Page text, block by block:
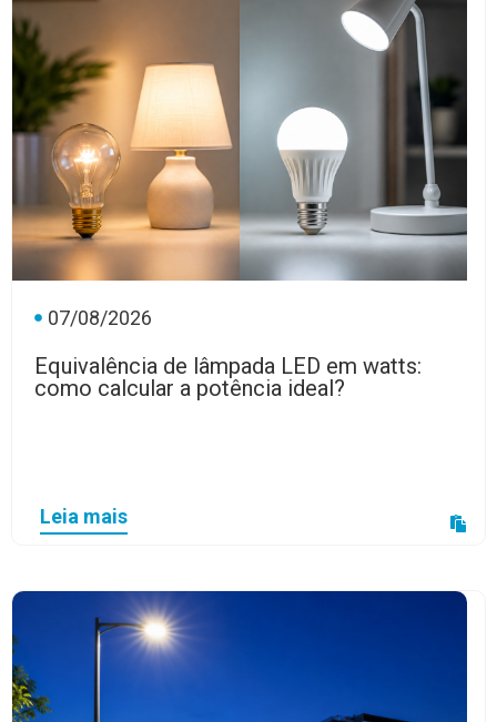
07/08/2026
Equivalência de lâmpada LED em watts:
como calcular a potência ideal?
Leia mais